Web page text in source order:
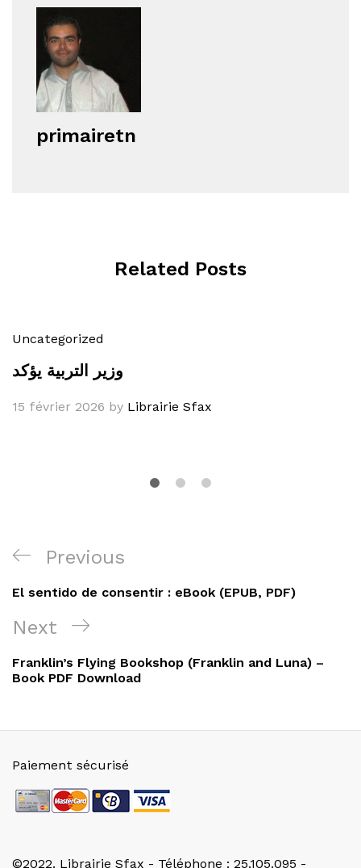
primairetn
Related Posts
Uncategorized
وزير التربية يؤكد
15 février 2026 by Librairie Sfax
Navigation
de
l’article
Previous
Post
Previous
El sentido de consentir : eBook (EPUB, PDF)
Next
Post
Next
Franklin’s Flying Bookshop (Franklin and Luna) –
Book PDF Download
©2022. Librairie Sfax - Téléphone : 25.105.095 -
Paiement sécurisé